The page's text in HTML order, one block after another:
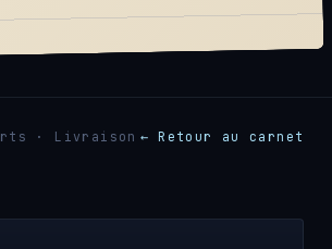
· Livraison ← Retour au carnet